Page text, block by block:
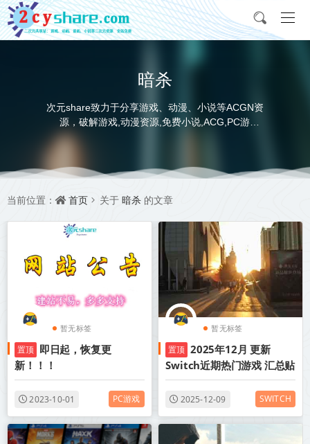
暗杀
次元share致力于分享游戏、动漫、小说等ACGN资
源，破解游戏,动漫资源,免费小说,ACG,PC游
戏,switch游戏,金手指，动画电影,动画片,全本小说,
并提供网盘下载
当前位置： 首页 关于 暗杀 的文章
暂无标签
置顶 即日起，恢复更
新！！！
2023-10-01 PC游戏
暂无标签
置顶 2025年12月 更新
Switch近期热门游戏 汇总贴
2025-12-09 SWITCH